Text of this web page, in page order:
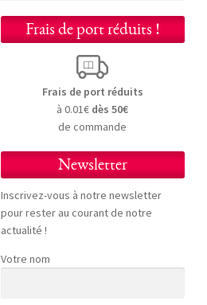
Frais de port réduits !
Frais de port réduits
à 0.01€ dès 50€
de commande
Newsletter
Inscrivez-vous à notre newsletter
pour rester au courant de notre
actualité !
Votre nom